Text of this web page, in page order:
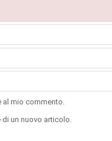
mio commento.
un nuovo articolo.